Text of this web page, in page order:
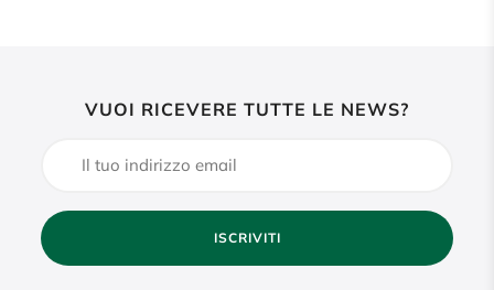
VUOI RICEVERE TUTTE LE NEWS?
ISCRIVITI